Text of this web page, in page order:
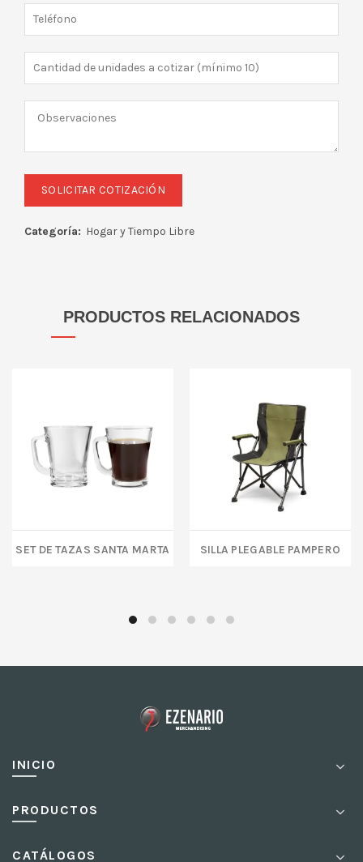
Categoría: Hogar y Tiempo Libre
PRODUCTOS RELACIONADOS
SET DE TAZAS SANTA MARTA SILLA PLEGABLE PAMPERO
INICIO
PRODUCTOS
CATÁLOGOS